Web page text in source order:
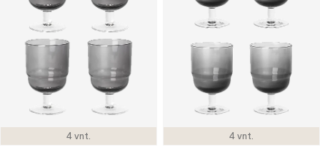
4 vnt. 4 vnt.